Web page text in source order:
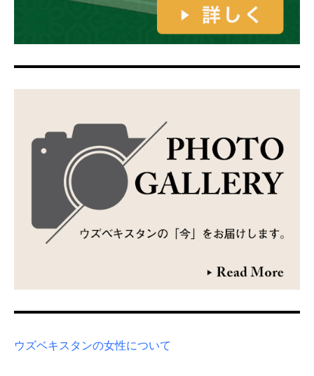
ウズベキスタンの女性について